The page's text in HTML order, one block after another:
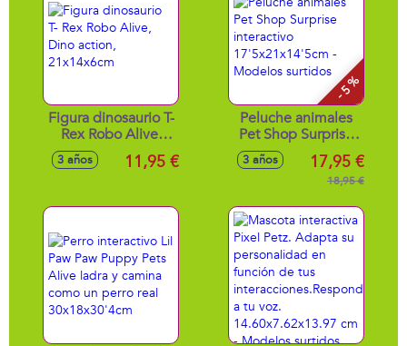
Figura dinosaurio T-
Rex Robo Alive,
Dino action,
21x14x6cm
3 años 11,95 €
- 5 %
Peluche animales
Pet Shop Surprise
interactivo
17'5x21x14'5cm -
Modelos surtidos
3 años 17,95 €
18,95 €